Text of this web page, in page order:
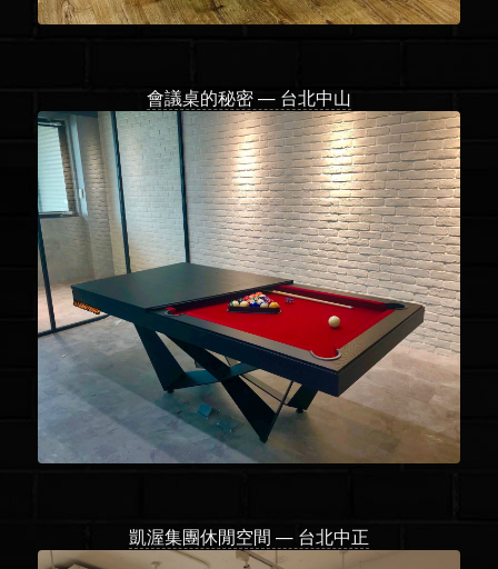
會議桌的秘密 — 台北中山
凱渥集團休閒空間 — 台北中正